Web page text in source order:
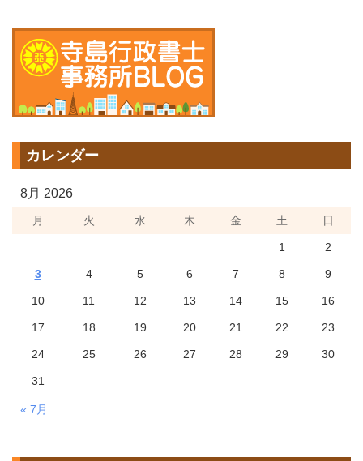
カレンダー
8月 2026
月 火 水 木 金 土 日
« 7月
1 2
3 4 5 6 7 8 9
10 11 12 13 14 15 16
17 18 19 20 21 22 23
24 25 26 27 28 29 30
31